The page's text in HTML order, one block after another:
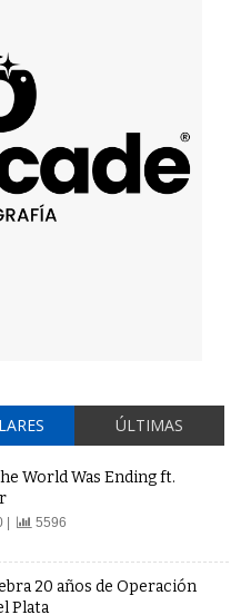
ÚLTIMAS
World Was Ending ft.
| 5596
20 años de Operación
Plata